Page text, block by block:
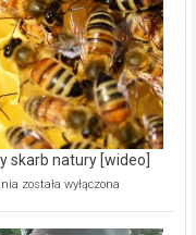
15,6
mln
na
modernizację
oczyszczalni
ścieków
[wideo]
skarb natury [wideo]
Ekologiczne
została wyłączona